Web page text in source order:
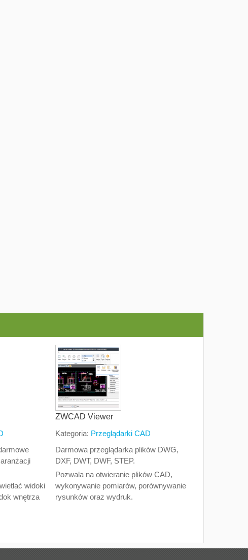
widoki
wnętrza
ZWCAD Viewer
Kategoria: Przeglądarki CAD
Darmowa przeglądarka plików DWG,
DXF, DWT, DWF, STEP.
Pozwala na otwieranie plików CAD,
wykonywanie pomiarów, porównywanie
rysunków oraz wydruk.